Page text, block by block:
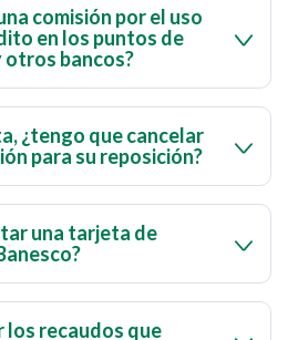
Si intentas realizar una
o a la disponibilidad que
rechazada.
comisión por el uso
en los puntos de
otros bancos?
por el uso de la tarjeta de
venta.
¿tengo que cancelar
para su reposición?
para reponerla por
según el tipo de tu tarjeta de
sección de tarifas y
los costos.
una tarjeta de
Amparada requieres un fiador
Banesco. Descarga la
los recaudos que